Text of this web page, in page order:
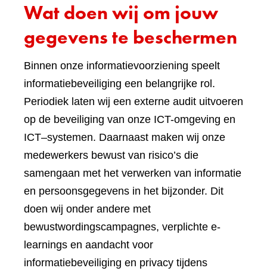
Wat doen wij om jouw
gegevens te beschermen
Binnen onze informatievoorziening speelt
informatiebeveiliging een belangrijke rol.
Periodiek laten wij een externe audit uitvoeren
op de beveiliging van onze ICT-omgeving en
ICT–systemen. Daarnaast maken wij onze
medewerkers bewust van risico’s die
samengaan met het verwerken van informatie
en persoonsgegevens in het bijzonder. Dit
doen wij onder andere met
bewustwordingscampagnes, verplichte e-
learnings en aandacht voor
informatiebeveiliging en privacy tijdens